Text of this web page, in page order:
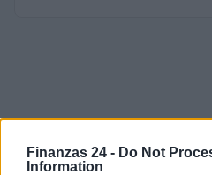
Finanzas 24 - Do Not
Information